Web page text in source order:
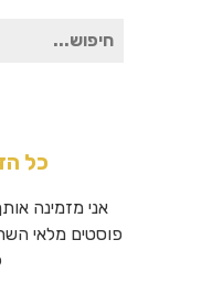
כל
אני מזמינה
פוסטים מלאי